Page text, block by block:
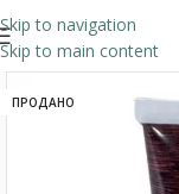
Skip to navigation
Skip to main content
ПРОДАНО